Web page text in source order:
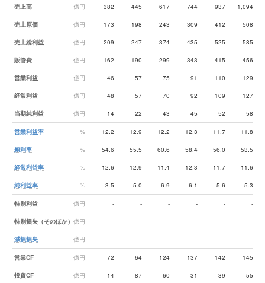
業績データ一覧
売上高 億円 382 445 617 744 937 1,094
売上原価 億円 173 198 243 309 412 508
売上総利益 億円 209 247 374 435 525 585
販管費 億円 162 190 299 343 415 456
営業利益 億円 46 57 75 91 110 129
経常利益 億円 48 57 70 92 109 127
当期純利益 億円 14 22 43 45 52 58
営業利益率 % 12.2 12.9 12.2 12.3 11.7 11.8
粗利率 % 54.6 55.5 60.6 58.4 56.0 53.5
経常利益率 % 12.6 12.9 11.4 12.3 11.7 11.6
純利益率 % 3.5 5.0 6.9 6.1 5.6 5.3
特別利益 億円 - - - - - -
特別損失（そのほか） 億円 - - - - - -
減損損失 億円 - - - - - -
営業CF 億円 72 64 124 137 142 145
投資CF 億円 -14 87 -60 -31 -39 -55